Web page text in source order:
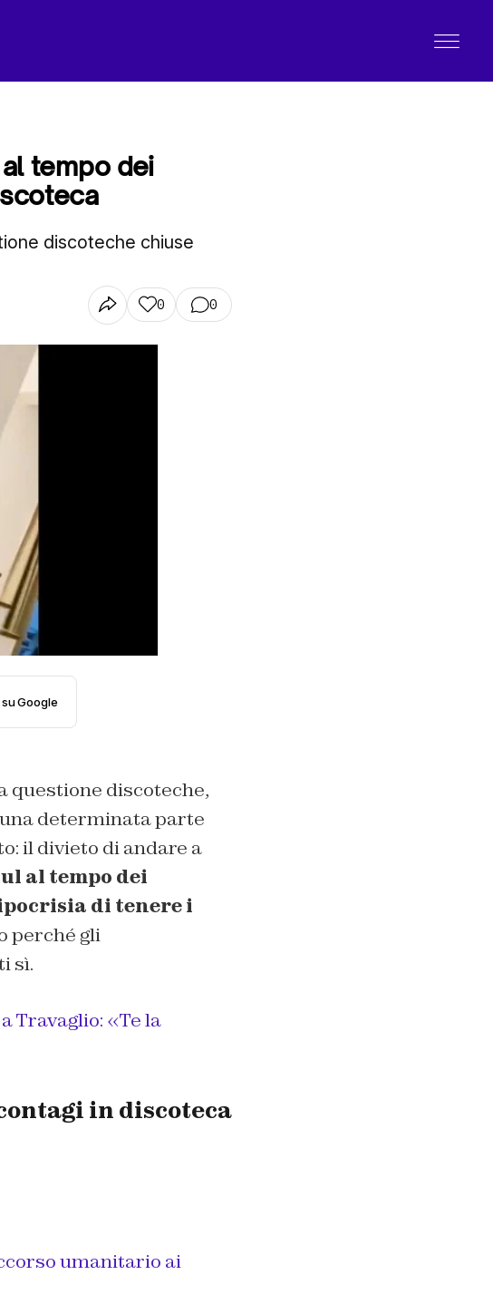
tempo dei
discoteche chiuse
0 0
Google
questione discoteche,
determinata parte
il divieto di andare a
al tempo dei
di tenere i
perché gli
sì.
Travaglio: «Te la
in discoteca
umanitario ai